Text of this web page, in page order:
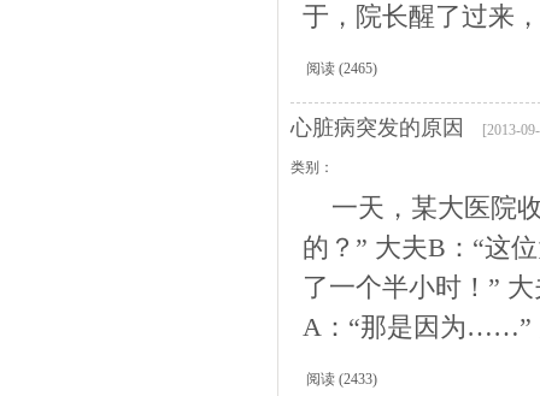
于，院长醒了过来
阅读 (2465)
心脏病突发的原因 [2013-
类别：
一天，某大医院
的？” 大夫B：“这
了一个半小时！”
A：“那是因为……”
阅读 (2433)